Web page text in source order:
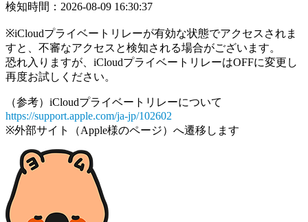
検知時間：2026-08-09 16:30:37
※iCloudプライベートリレーが有効な状態でアクセスされま
すと、不審なアクセスと検知される場合がございます。
恐れ入りますが、iCloudプライベートリレーはOFFに変更し
再度お試しください。
（参考）iCloudプライベートリレーについて
https://support.apple.com/ja-jp/102602
※外部サイト（Apple様のページ）へ遷移します